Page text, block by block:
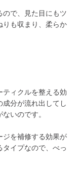
ので、見た目にもツ
りも収まり、柔らか
ティクルを整える効
分が流れ出してし
いのです。
ジを補修する効果が
イプなので、べっ